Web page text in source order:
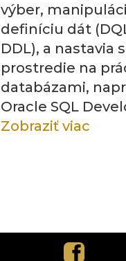
výber,
definíciu dát
DDL), a nastavia
prostredie na
databázami,
Oracle SQL
Zobraziť viac